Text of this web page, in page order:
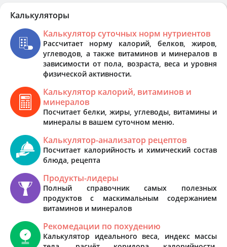
Калькуляторы
Калькулятор суточных норм нутриентов
Рассчитает норму калорий, белков, жиров,
углеводов, а также витаминов и минералов в
зависимости от пола, возраста, веса и уровня
физической активности.
Калькулятор калорий, витаминов и
минералов
Посчитает белки, жиры, углеводы, витамины и
минералы в вашем суточном меню.
Калькулятор-анализатор рецептов
Посчитает калорийность и химический состав
блюда, рецепта
Продукты-лидеры
Полный справочник самых полезных
продуктов с маскимальным содержанием
витаминов и минералов
Рекомедации по похудению
Калькулятор идеального веса, индекс массы